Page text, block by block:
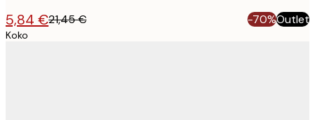
5,84 €21,45 € -70%Outlet
Koko